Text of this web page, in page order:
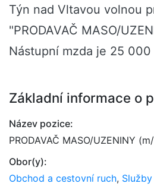
Týn nad Vltavou volnou
"PRODAVAČ MASO/
Nástupní mzda je 25
Základní informace o
Název pozice:
PRODAVAČ MASO/UZENINY
Obor(y):
Obchod a cestovní ruch, Služby